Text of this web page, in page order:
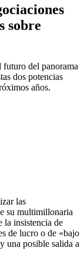
sobre
futuro del panorama
dos potencias
años.
las
su multimillonaria
la insistencia de
de lucro o de «bajo
una posible salida a